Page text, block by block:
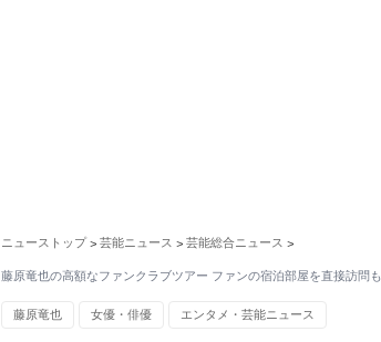
ニューストップ > 芸能ニュース > 芸能総合ニュース >
藤原竜也の高額なファンクラブツアー ファンの宿泊部屋を直接訪問も
藤原竜也 女優・俳優 エンタメ・芸能ニュース